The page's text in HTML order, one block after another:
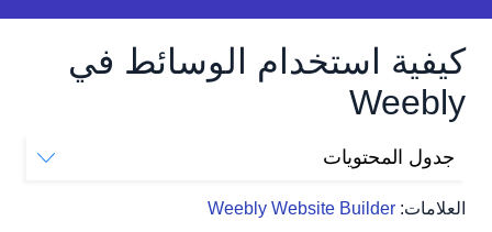
كيفية استخدام الوسائط في
Weebly
العلامات: Weebly Website Builder
جدول المحتويات